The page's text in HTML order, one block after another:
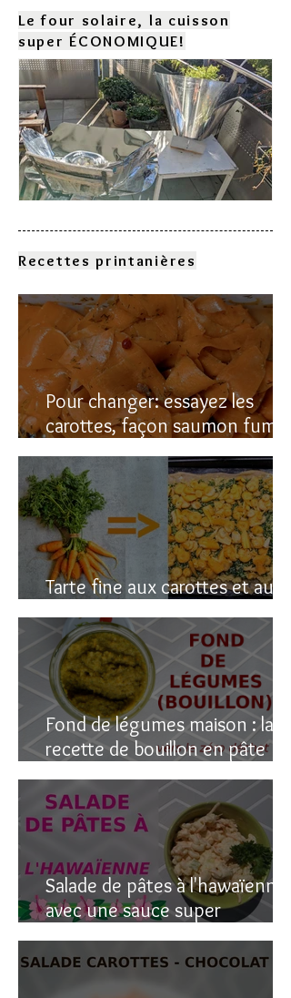
Le four solaire, la cuisson
super ÉCONOMIQUE!
Comment choisir son four
solaire?
Recettes printanières
Pour changer: essayez les
carottes, façon saumon fumé!
(vegan du coup)
Tarte fine aux carottes et aux
fanes
Fond de légumes maison : la
recette de bouillon en pâte
(sain & facile)
Salade de pâtes à l'hawaïenne
avec une sauce super
crémeuse